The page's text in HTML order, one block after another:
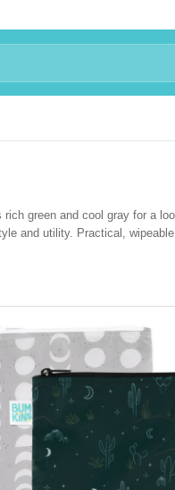
green and cool gray for a
and utility. Practical,